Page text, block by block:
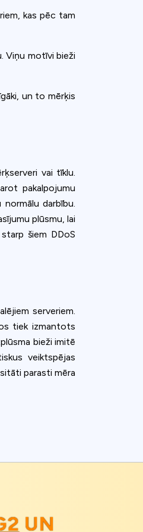
kas pēc tam
Viņu motīvi bieži
un to mērķis
vai tīklu.
pakalpojumu
darbību.
plūsmu, lai
šiem DDoS
serveriem.
tiek izmantots
bieži imitē
veiktspējas
parasti mēra
UN